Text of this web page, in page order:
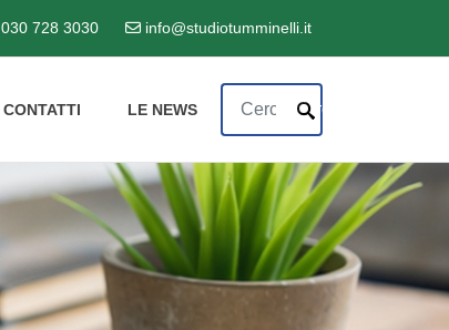
030 728 3030 info@studiotumminelli.it
CONTATTI LE NEWS
Cerca
Cerca